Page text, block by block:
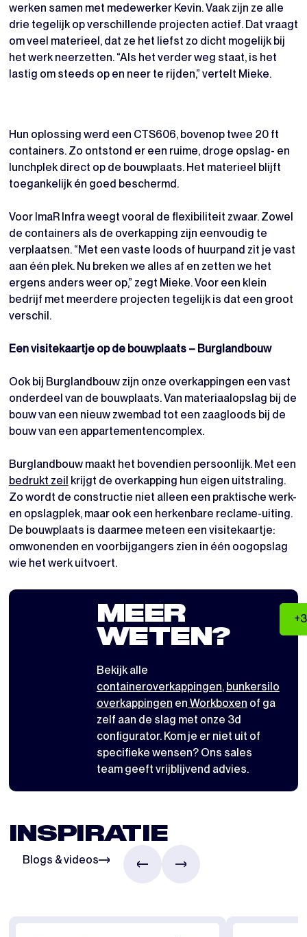
werken samen met medewerker Kevin. Vaak zijn ze alle
drie tegelijk op verschillende projecten actief. Dat vraagt
om veel materieel, dat ze het liefst zo dicht mogelijk bij
het werk neerzetten. “Als het verder weg staat, is het
lastig om steeds op en neer te rijden,” vertelt Mieke.
Hun oplossing werd een CTS606, bovenop twee 20 ft
containers. Zo ontstond er een ruime, droge opslag- en
lunchplek direct op de bouwplaats. Het materieel blijft
toegankelijk én goed beschermd.
Voor ImaR Infra weegt vooral de flexibiliteit zwaar. Zowel
de containers als de overkapping zijn eenvoudig te
verplaatsen. “Met een vaste loods of huurpand zit je vast
aan één plek. Nu breken we alles af en zetten we het
ergens anders weer op,” zegt Mieke. Voor een klein
bedrijf met meerdere projecten tegelijk is dat een groot
verschil.
Een visitekaartje op de bouwplaats – Burglandbouw
Ook bij Burglandbouw zijn onze overkappingen een vast
onderdeel van de bouwplaats. Van materiaalopslag bij de
bouw van een nieuw zwembad tot een zaagloods bij de
bouw van een appartementencomplex.
Burglandbouw maakt het bovendien persoonlijk. Met een
bedrukt zeil krijgt de overkapping hun eigen uitstraling.
Zo wordt de constructie niet alleen een praktische werk-
en opslagplek, maar ook een herkenbare reclame-uiting.
De bouwplaats is daarmee meteen een visitekaartje:
omwonenden en voorbijgangers zien in één oogopslag
wie het werk uitvoert.
MEER
WETEN?
Bekijk alle
containeroverkappingen, bunkersilo
overkappingen en Workboxen of ga
zelf aan de slag met onze 3d
configurator. Kom je er niet uit of
specifieke wensen? Ons sales
team geeft vrijblijvend advies.
INSPIRATIE
Blogs & videos